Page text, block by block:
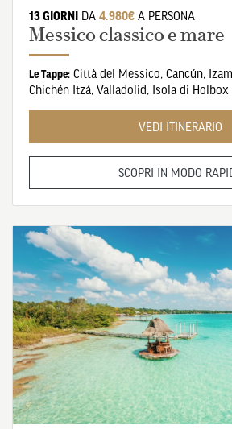
13 GIORNI DA 4.980€ A PERSONA
Messico classico e mare
Le Tappe: Città del Messico Cancún,
Chichén Itzá Valladolid Isola di Holbox
VEDI ITINERARIO
SCOPRI IN MODO